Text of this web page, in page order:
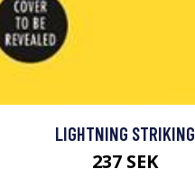
LIGHTNING STRIKING
237 SEK